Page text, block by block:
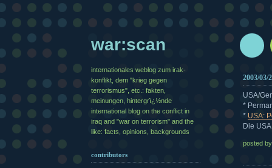
2003/03/
USA/
*
* USA:
Die
posted
war:scan
internationales weblog zum irak-
konflikt, dem "krieg gegen
terrorismus", etc.: fakten,
meinungen, hintergrï¿½nde
international blog on the conflict in
iraq and "war on terrorism" and the
like: facts, opinions, backgrounds
contributors